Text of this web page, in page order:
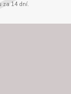
za 14 dní.